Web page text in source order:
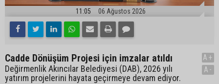
11:05 06 Ağustos 2026
Cadde Dönüşüm Projesi için imzalar atıldı
Değirmenlik Akıncılar Belediyesi (DAB), 2026 yılı
yatırım projelerini hayata geçirmeye devam ediyor.
A+
A-